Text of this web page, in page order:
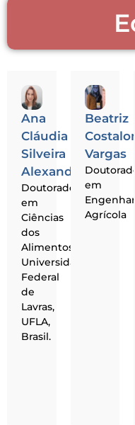
Ana
Cláudia
Silveira
Alexandre
Doutorado
em
Ciências
dos
Alimentos.
Universidade
Federal
de
Lavras,
UFLA,
Brasil.
Beatriz
Vargas
Doutorado
em
Agrícola